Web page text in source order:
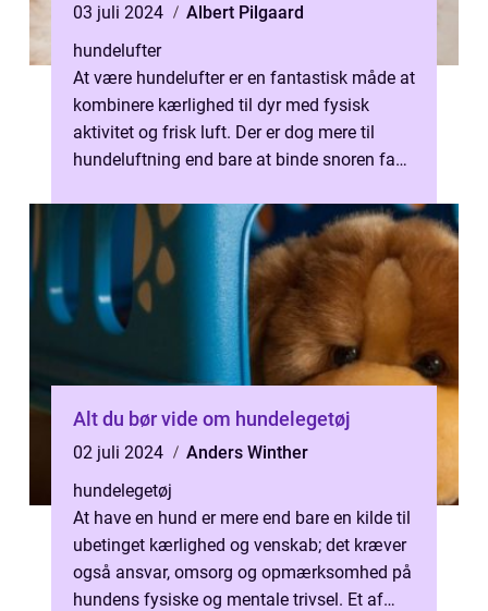
03 juli 2024
Albert Pilgaard
hundelufter
At være hundelufter er en fantastisk måde at
kombinere kærlighed til dyr med fysisk
aktivitet og frisk luft. Der er dog mere til
hundeluftning end bare at binde snoren fast
Alt du bør vide om hundelegetøj
02 juli 2024
Anders Winther
hundelegetøj
At have en hund er mere end bare en kilde til
ubetinget kærlighed og venskab; det kræver
også ansvar, omsorg og opmærksomhed på
hundens fysiske og mentale trivsel. Et af